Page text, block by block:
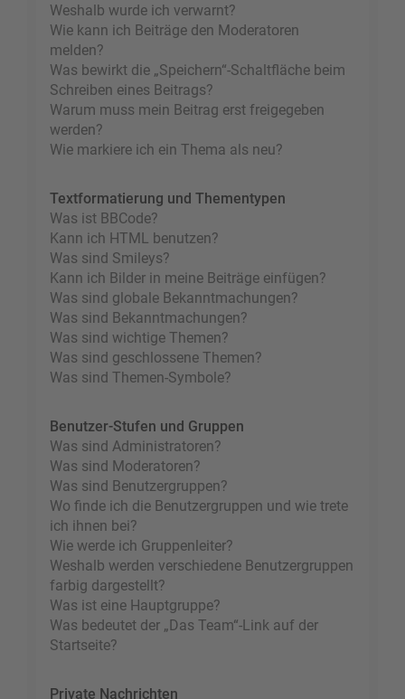
Weshalb wurde ich verwarnt?
Wie kann ich Beiträge den Moderatoren
melden?
Was bewirkt die „Speichern“-Schaltfläche beim
Schreiben eines Beitrags?
Warum muss mein Beitrag erst freigegeben
werden?
Wie markiere ich ein Thema als neu?
Textformatierung und Thementypen
Was ist BBCode?
Kann ich HTML benutzen?
Was sind Smileys?
Kann ich Bilder in meine Beiträge einfügen?
Was sind globale Bekanntmachungen?
Was sind Bekanntmachungen?
Was sind wichtige Themen?
Was sind geschlossene Themen?
Was sind Themen-Symbole?
Benutzer-Stufen und Gruppen
Was sind Administratoren?
Was sind Moderatoren?
Was sind Benutzergruppen?
Wo finde ich die Benutzergruppen und wie trete
ich ihnen bei?
Wie werde ich Gruppenleiter?
Weshalb werden verschiedene Benutzergruppen
farbig dargestellt?
Was ist eine Hauptgruppe?
Was bedeutet der „Das Team“-Link auf der
Startseite?
Private Nachrichten